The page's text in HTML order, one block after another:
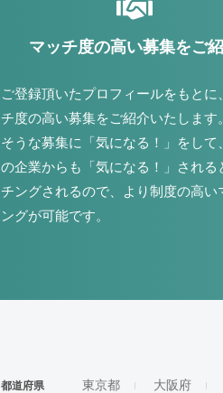
マッチ度の高い募集をご
ご登録頂いたプロフィールをもとに
チ度の高い募集をご紹介いたします
そうな募集に「気になる！」をして
の企業からも「気になる！」される
チングされるので、より制度の高い
ングが可能です。
都道府県 東京都 大阪府